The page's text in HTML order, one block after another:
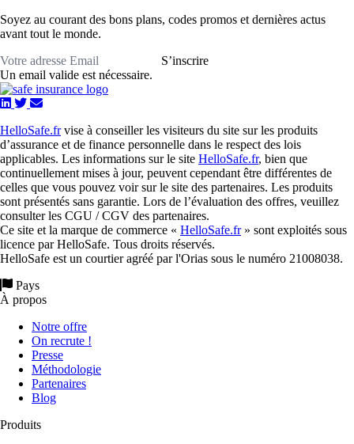
Soyez au courant des bons plans, codes promos et dernières actus
avant tout le monde.
S’inscrire
Un email valide est nécessaire.
HelloSafe.frvise à conseiller les visiteurs du site sur les produits
d’assurance et de finance personnelle dans le respect des lois
applicables. Les informations sur le site HelloSafe.fr, bien que
continuellement mises à jour, peuvent cependant être différentes de
celles que vous pouvez voir sur le site des partenaires. Les produits
sont présentés sans garantie. Lors de l’évaluation des offres, veuillez
consulter les CGU / CGV des partenaires.
Ce site et la marque de commerce « HelloSafe.fr» sont exploités sous
licence par HelloSafe. Tous droits réservés.
HelloSafe est un courtier agréé par l'Orias sous le numéro 21008038.
Pays
À propos
Notre offre
On recrute !
Presse
Méthodologie
Partenaires
Blog
Produits